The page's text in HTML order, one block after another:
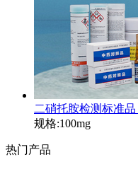
二硝托胺检测标准品
规格:100mg
热门产品